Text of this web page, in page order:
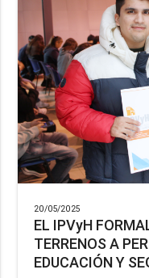
20/05/2025
EL IPVyH
TERRENOS A
EDUCACIÓN Y